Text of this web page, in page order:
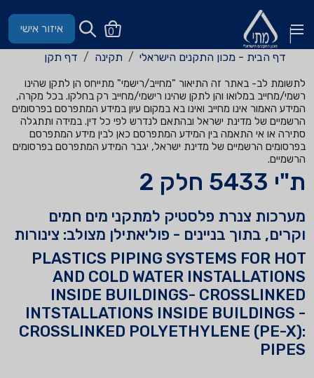
0 איזור אישי
דף הבית - מכון התקנים הישראלי תקינה דף תקן
לתשומת לב- באתר זה התיאור "מחייב/רישמי" מתייחס הן לתקן שהינו
רשמי/מחייב במלואו והן לתקן שהינו רישמי/מחייב רק בחלקו. בכל מקרה,
המידע האמור אינו מחייב ואינו בא במקום עיון במידע המתפרסם בפרסומים
הרשמיים של מדינת ישראל ובהתאם לנדרש לפי כל דין. במידה ותתגלה
סתירה או אי התאמה בין המידע המתפרסם כאן לבין מידע המתפרסם
בפרסומים הרשמיים של מדינת ישראל, יגבר המידע המתפרסם בפרסומים
הרשמיים.
ת"י 5433 חלק 2
מערכות צנרת פלסטיק למתקני מים חמים
וקרים, בתוך בניינים - פוליאתילן מצולב: צינורות
PLASTICS PIPING SYSTEMS FOR HOT
AND COLD WATER INSTALLATIONS
INSIDE BUILDINGS- CROSSLINKED
INTSTALLATIONS INSIDE BUILDINGS -
CROSSLINKED POLYETHYLENE (PE-X):
PIPES